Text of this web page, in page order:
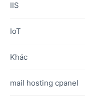
IIS
IoT
Khác
mail hosting cpanel